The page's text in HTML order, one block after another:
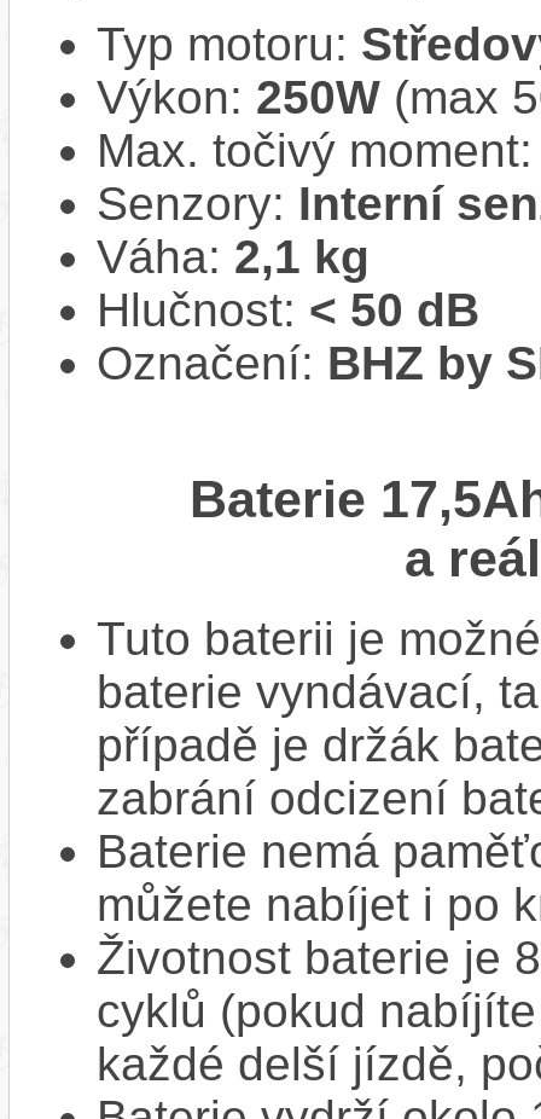
Typ motoru:
Výkon: 250W (max
Max. točivý
Senzory: Interní
Váha: 2,1 kg
Hlučnost: < 50 dB
Označení: BHZ by
Baterie
a
Tuto baterii je
baterie vyndávací,
případě je držák
zabrání odcizení
Baterie nemá
můžete nabíjet i po
Životnost baterie je
cyklů (pokud
každé delší jízdě,